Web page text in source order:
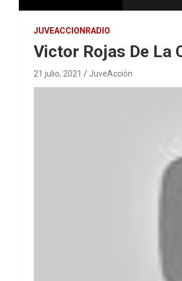
JUVEACCIONRADIO
Victor Rojas De La
21 julio, 2021 JuveAcción